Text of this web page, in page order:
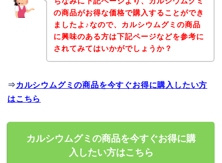
の商品がお得な価格で購入することができ
ましたよ♪なので、カルシウムグミの商品
に興味のある方は下記ページなどを参考に
されてみてはいかがでしょうか？
⇒ カルシウムグミの商品を今すぐお得に購入したい方
はこちら
カルシウムグミの商品を今すぐお得に購
入したい方はこちら